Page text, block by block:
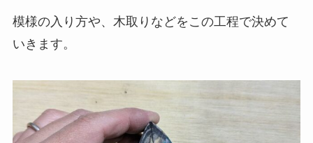
模様の入り方や、木取りなどをこの工程で決めて
いきます。